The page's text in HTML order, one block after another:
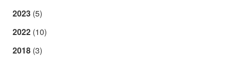
2023 (5)
2022 (10)
2018 (3)